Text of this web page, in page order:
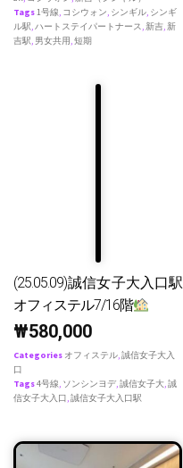
Tags1号線, コシウォン, シンギル, シンギ
ル駅,ハートステイパートナース,新吉,新
吉駅, 男女共用,短期
(25.05.09)誠信女子大入口駅
オフィステル7/16階
₩580,000
Categories オフィステル 誠信女子大入
口
Tags4号線 ソンシンヨデ 誠信女子大 誠
信女子大入口 誠信女子大入口駅